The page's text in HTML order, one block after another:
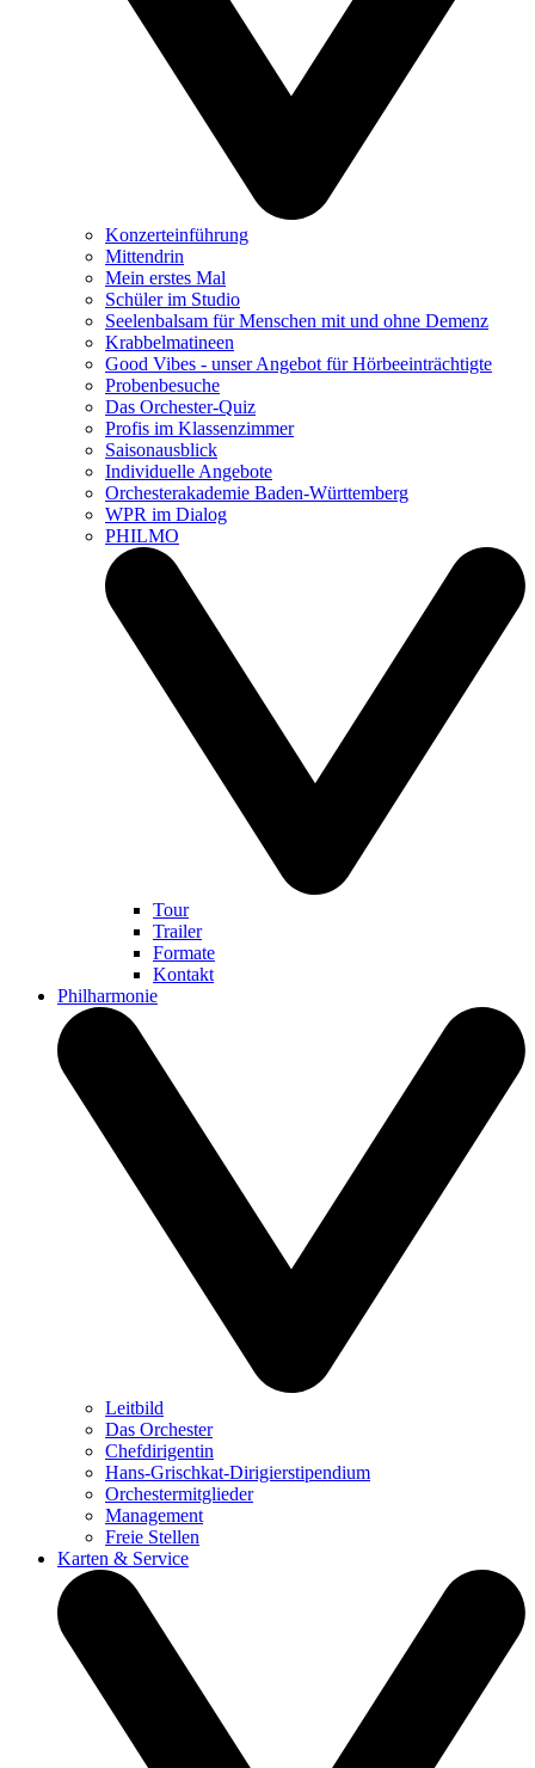
Konzerteinführung
Mittendrin
Mein erstes Mal
Schüler im Studio
Seelenbalsam für Menschen mit und ohne Demenz
Krabbelmatineen
Good Vibes - unser Angebot für Hörbeeinträchtigte
Probenbesuche
Das Orchester-Quiz
Profis im Klassenzimmer
Saisonausblick
Individuelle Angebote
Orchesterakademie Baden-Württemberg
WPR im Dialog
PHILMO
Tour
Trailer
Formate
Kontakt
Philharmonie
Leitbild
Das Orchester
Chefdirigentin
Hans-Grischkat-Dirigierstipendium
Orchestermitglieder
Management
Freie Stellen
Karten & Service